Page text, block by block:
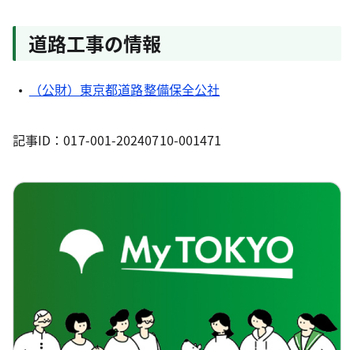
道路工事の情報
（公財）東京都道路整備保全公社
記事ID：017-001-20240710-001471